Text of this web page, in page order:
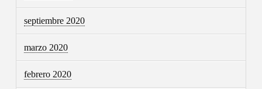
septiembre 2020
marzo 2020
febrero 2020